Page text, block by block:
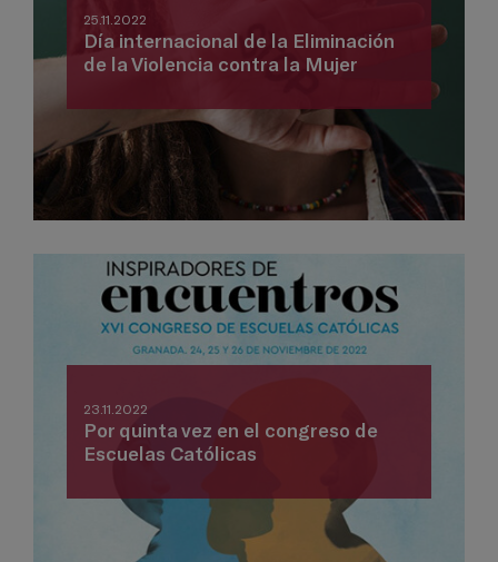
25.11.2022
Día internacional de la Eliminación
de la Violencia contra la Mujer
23.11.2022
Por quinta vez en el congreso de
Escuelas Católicas